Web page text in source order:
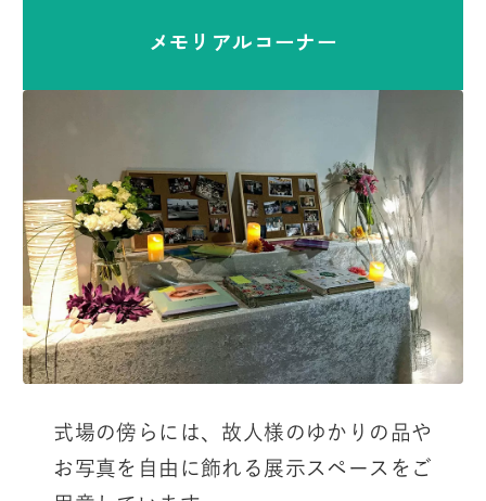
メモリアルコーナー
式場の傍らには、故人様のゆかりの品や
お写真を自由に飾れる展示スペースをご